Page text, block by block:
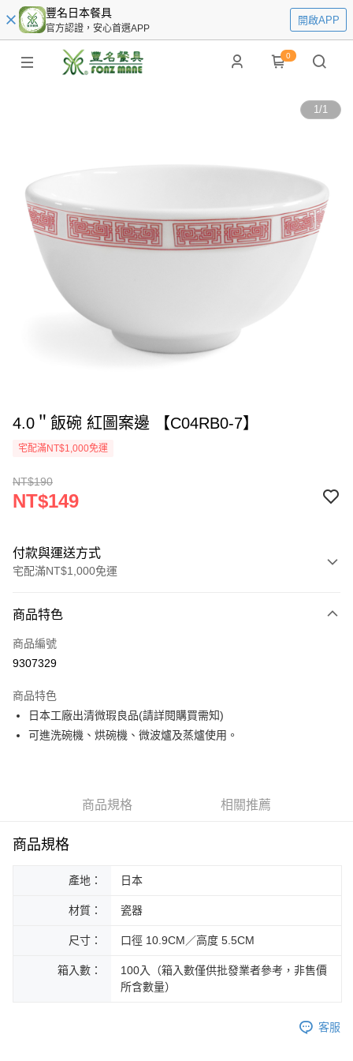
豐名日本餐具
官方認證，安心首選APP
開啟APP
0
1/1
4.0＂飯碗 紅圖案邊 【C04RB0-7】
宅配滿NT$1,000免運
NT$190
NT$149
付款與運送方式
宅配滿NT$1,000免運
信用卡一次付款
LINE Pay
街口支付
悠遊付
運送方式
每筆NT$200，滿NT$1,000(含以上)免運費
黑貓外島宅配
每筆NT$360
商品特色
商品編號
9307329
商品特色
日本工廠出清微瑕良品(請詳閱購買需知)
可進洗碗機、烘碗機、微波爐及蒸爐使用。
商品規格 相關推薦
商品規格
產地： 日本
材質： 瓷器
尺寸： 口徑 10.9CM／高度 5.5CM
箱入數：
100入（箱入數僅供批發業者參考，非售價
所含數量）
客服